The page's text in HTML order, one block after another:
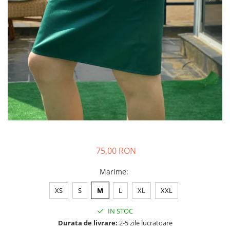
Halate medicale polar - unisex
Halate medicale albe
Fuste, Sarafane
Sarafane Mira
Fuste medicale
Sarafane medicale
Veste, Jachete
Veste de lucru
Halate medicale polar - unisex
Sorturi restaurante
75,00 RON
Marime:
XS S M L XL XXL
IN STOC
Durata de livrare: 2-5 zile lucratoare